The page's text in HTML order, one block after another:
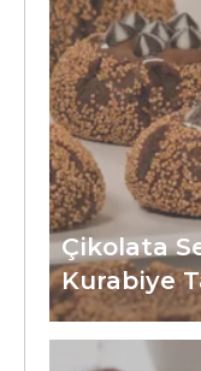
Çikolata
Kurabiye